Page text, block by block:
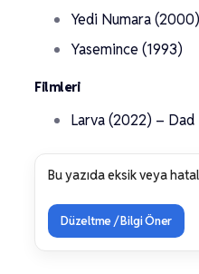
Yedi Numara (2000)
Yasemince (1993)
Filmleri
Larva (2022) – Dad
Bu yazıda eksik veya
Düzeltme / Bilgi Öner